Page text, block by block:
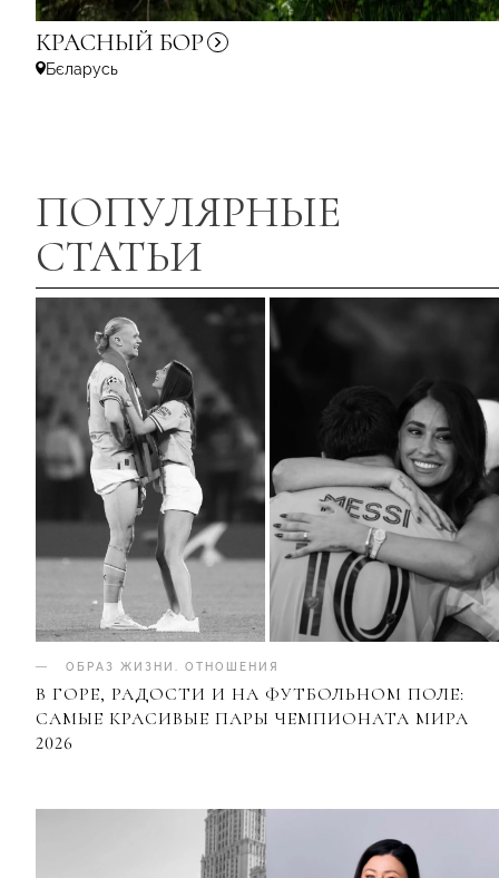
КРАСНЫЙ БОР
Бєларусь
ПОПУЛЯРНЫЕ
СТАТЬИ
ОБРАЗ ЖИЗНИ ОТНОШЕНИЯ
В ГОРЕ, РАДОСТИ И НА ФУТБОЛЬНОМ ПОЛЕ:
САМЫЕ КРАСИВЫЕ ПАРЫ ЧЕМПИОНАТА МИРА
2026